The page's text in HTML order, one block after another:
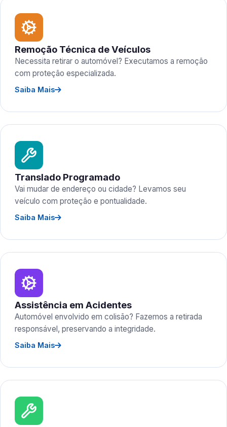
Remoção Técnica de Veículos
Necessita retirar o automóvel? Executamos a remoção
com proteção especializada.
Saiba Mais
Translado Programado
Vai mudar de endereço ou cidade? Levamos seu
veículo com proteção e pontualidade.
Saiba Mais
Assistência em Acidentes
Automóvel envolvido em colisão? Fazemos a retirada
responsável, preservando a integridade.
Saiba Mais